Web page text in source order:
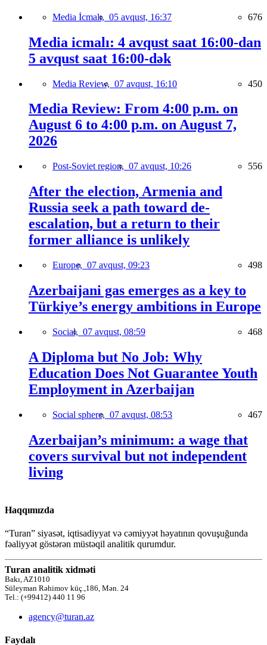
Media İcmalı, 05 avqust, 16:37 676
Media icmalı: 4 avqust saat 16:00-dan
5 avqust saat 16:00-dək
Media Review, 07 avqust, 16:10 450
Media Review: From 4:00 p.m. on
August 6 to 4:00 p.m. on August 7,
2026
Post-Soviet region, 07 avqust, 10:26 556
After the election, Armenia and
Russia seek a path toward de-
escalation, but a return to their
former alliance is unlikely
Europe, 07 avqust, 09:23 498
Azerbaijani gas emerges as a key to
Türkiye’s energy ambitions in Europe
Social, 07 avqust, 08:59 468
A Diploma but No Job: Why
Education Does Not Guarantee Youth
Employment in Azerbaijan
Social sphere, 07 avqust, 08:53 467
Azerbaijan’s minimum: a wage that
covers survival but not independent
living
Haqqımızda
“Turan” siyasət, iqtisadiyyat və cəmiyyət həyatının qovuşuğunda
fəaliyyət göstərən müstəqil analitik qurumdur.
Turan analitik xidməti
Bakı, AZ1010
Süleyman Rəhimov küç.,186, Mən. 24
Tel.: (+99412) 440 11 96
agency@turan.az
Faydalı